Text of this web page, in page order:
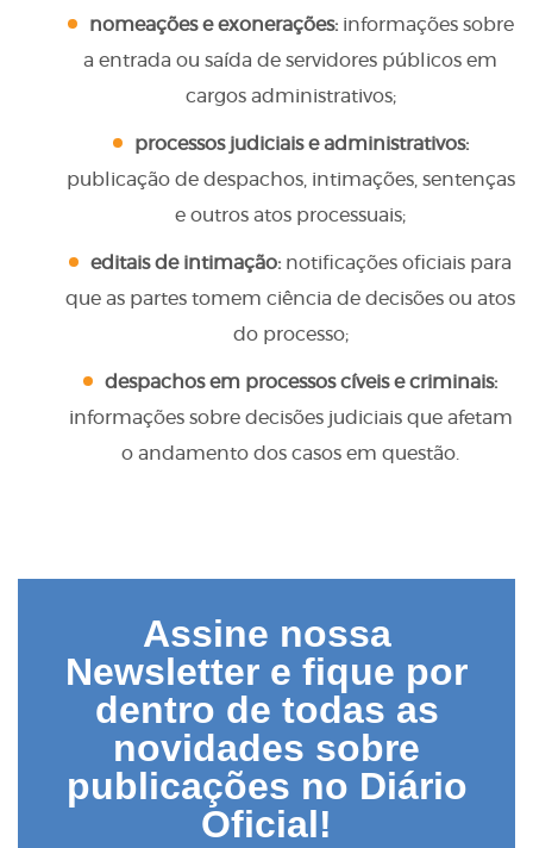
nomeações e exonerações:informações sobre
a entrada ou saída de servidores públicos em
cargos administrativos;
processos judiciais e administrativos:
publicação de despachos, intimações, sentenças
e outros atos processuais;
editais de intimação: notificações oficiais para
que as partes tomem ciência de decisões ou atos
do processo;
despachos em processos cíveis e criminais:
informações sobre decisões judiciais que afetam
o andamento dos casos em questão.
Assine nossa
Newsletter e fique por
dentro de todas as
novidades sobre
publicações no Diário
Oficial!